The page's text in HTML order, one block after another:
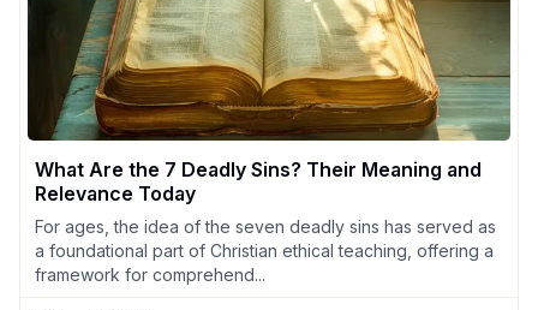
What Are the 7 Deadly Sins? Their Meaning and
Relevance Today
For ages, the idea of the seven deadly sins has served as
a foundational part of Christian ethical teaching, offering a
framework for comprehend...